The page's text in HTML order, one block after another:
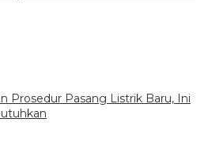
Prosedur Pasang Listrik Baru, Ini